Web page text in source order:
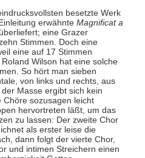
besetzte Werk
erwähnte Magnificat a
eine Grazer
Stimmen. Doch eine
eine auf 17 Stimmen
Wilson hat eine solche
So hört man sieben
von links und rechts, aus
Masse ergibt sich kein
Chöre sozusagen leicht
hervortreten läßt, um das
zu lassen: Der zweite Chor
als erster leise die
dann folgt der vierte Chor,
und intimen Streichern einen